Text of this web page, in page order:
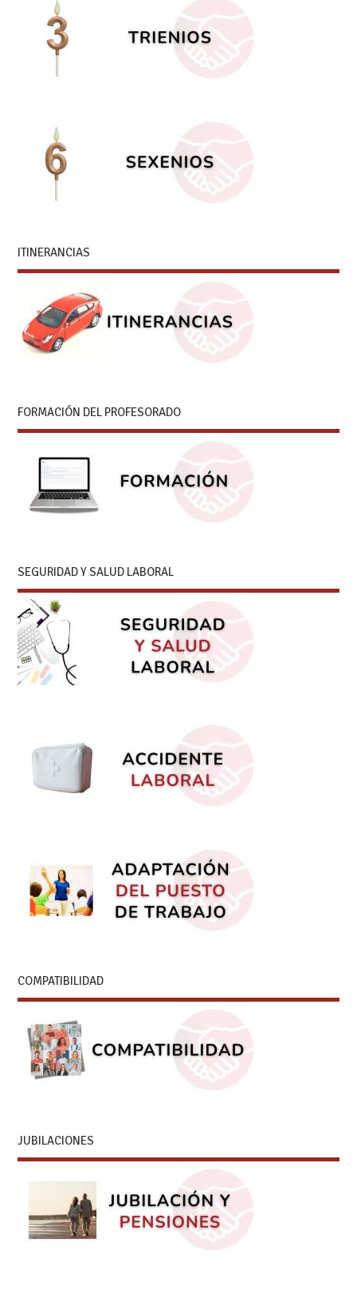
ITINERANCIAS
FORMACIÓN DEL PROFESORADO
SEGURIDAD Y SALUD LABORAL
COMPATIBILIDAD
JUBILACIONES